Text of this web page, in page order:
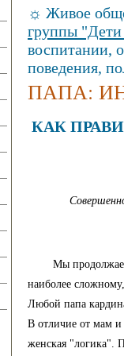
☼ Живое
группы
воспитании,
поведения,
ПАПА:
КАК
Мы продолжаем
наиболее
Любой папа
В отличие от мам и
женская "логика".